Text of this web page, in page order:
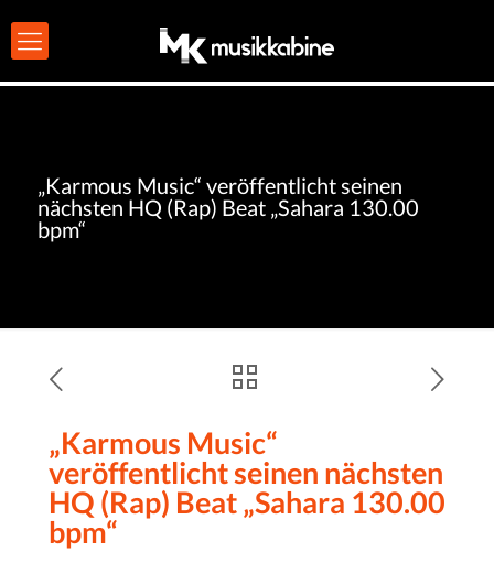
„Karmous Music“ veröffentlicht seinen
nächsten HQ (Rap) Beat „Sahara 130.00
bpm“
„Karmous Music“
veröffentlicht seinen nächsten
HQ (Rap) Beat „Sahara 130.00
bpm“